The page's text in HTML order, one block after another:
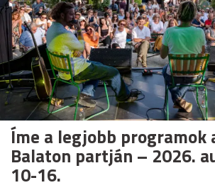
Íme a legjobb programok
Balaton partján – 2026.
10-16.